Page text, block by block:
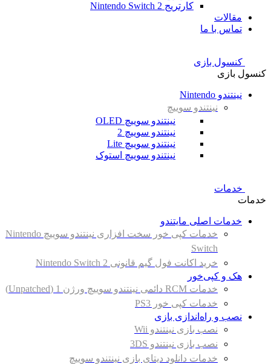
کارتریج Nintendo Switch 2
مقالات
تماس با ما
کنسول بازی
کنسول بازی
نینتندو Nintendo
نینتندو سوییچ
نینتندو سوییچ OLED
نینتندو سوییچ 2
نینتندو سوییچ Lite
نینتندو سوییچ استوک
خدمات
خدمات
خدمات اصلی مایتندو
خدمات کپی خور سخت افزاری نینتندو سوییچ Nintendo
Switch
خرید اکانت فول گیم قانونی Nintendo Switch 2
هک و کپی‌خور
خدمات RCM دائمی نینتندو سوییچ ورژن 1 (Unpatched)
خدمات کپی خور PS3
نصب و راه‌اندازی بازی
نصب بازی نینتندو Wii
نصب بازی نینتندو 3DS
خدمات دانلود دیتای بازی نینتندو سوییچ